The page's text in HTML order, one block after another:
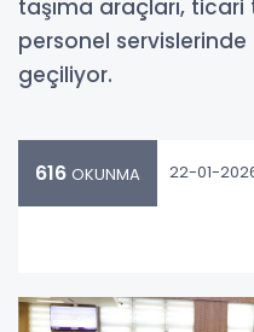
taşıma araçları,
personel servislerinde
geçiliyor.
616 OKUNMA 22-01-